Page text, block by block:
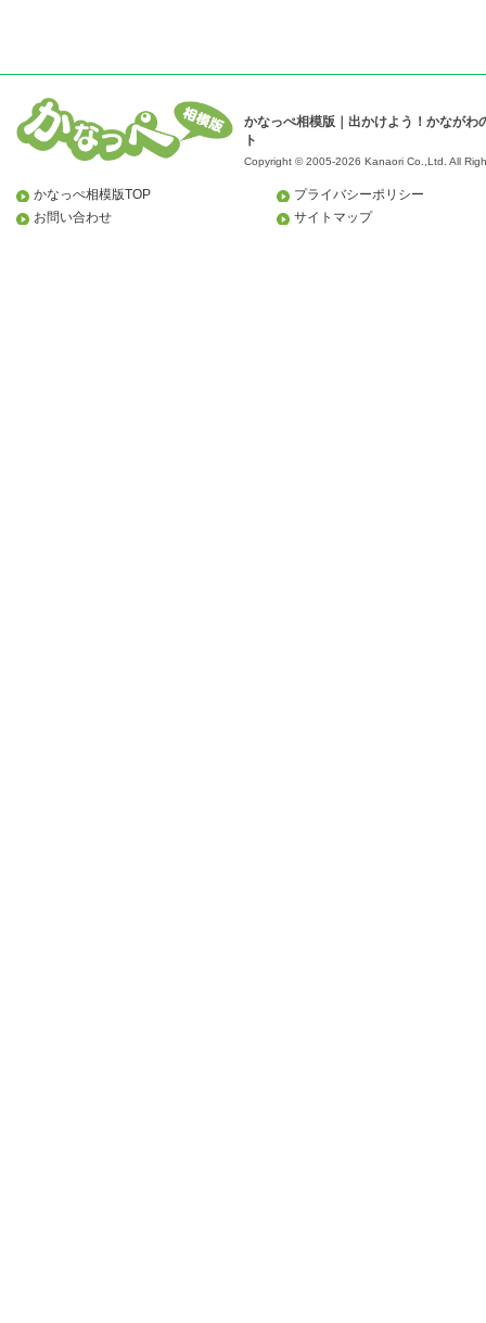
かなっぺ相模版｜出かけよう！かながわ
ト
Copyright © 2005-2026 Kanaori Co.,Ltd. All
かなっぺ相模版TOP
お問い合わせ
プライバシーポリシー
サイトマップ